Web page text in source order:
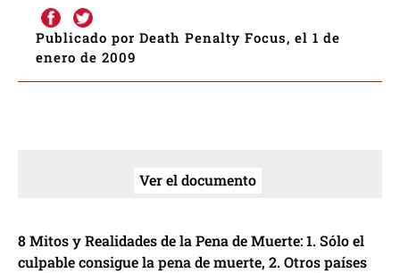
Publicado por Death Penalty Focus, el 1 de
enero de 2009
Ver el documento
8 Mitos y Realidades de la Pena de Muerte: 1. Sólo el
culpable consigue la pena de muerte, 2. Otros países